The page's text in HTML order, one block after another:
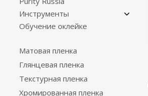
Инструменты
Обучение оклейке
Матовая пленка
Глянцевая пленка
Текстурная пленка
Хромированная пленка